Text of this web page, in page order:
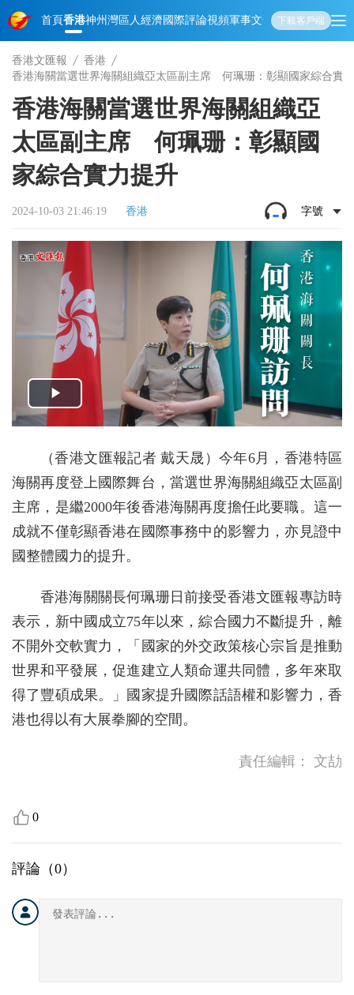
首頁香港神州 灣區人經濟國際評論視頻軍事文化 娛樂生活教育體
下載客戶端
香港文匯報
香港
香港海關當選世界海關組織亞太區副主席 何珮珊：彰顯國家綜合實
香港海關當選世界海關組織亞
太區副主席 何珮珊：彰顯國
家綜合實力提升
2024-10-03 21:46:19 香港 字號
（香港文匯報記者 戴天晟）今年6月，香港特區
海關再度登上國際舞台，當選世界海關組織亞太區副
主席，是繼2000年後香港海關再度擔任此要職。這一
成就不僅彰顯香港在國際事務中的影響力，亦見證中
國整體國力的提升。
香港海關關長何珮珊日前接受香港文匯報專訪時
表示，新中國成立75年以來，綜合國力不斷提升，離
不開外交軟實力，「國家的外交政策核心宗旨是推動
世界和平發展，促進建立人類命運共同體，多年來取
得了豐碩成果。」國家提升國際話語權和影響力，香
港也得以有大展拳腳的空間。
責任編輯： 文劼
0
評論（0）